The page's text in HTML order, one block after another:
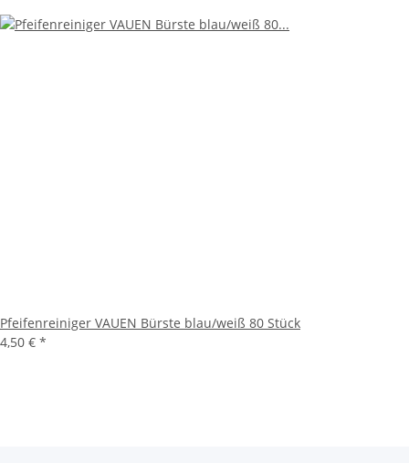
Pfeifenreiniger VAUEN Bürste blau/weiß 80 Stück
4,50 € *